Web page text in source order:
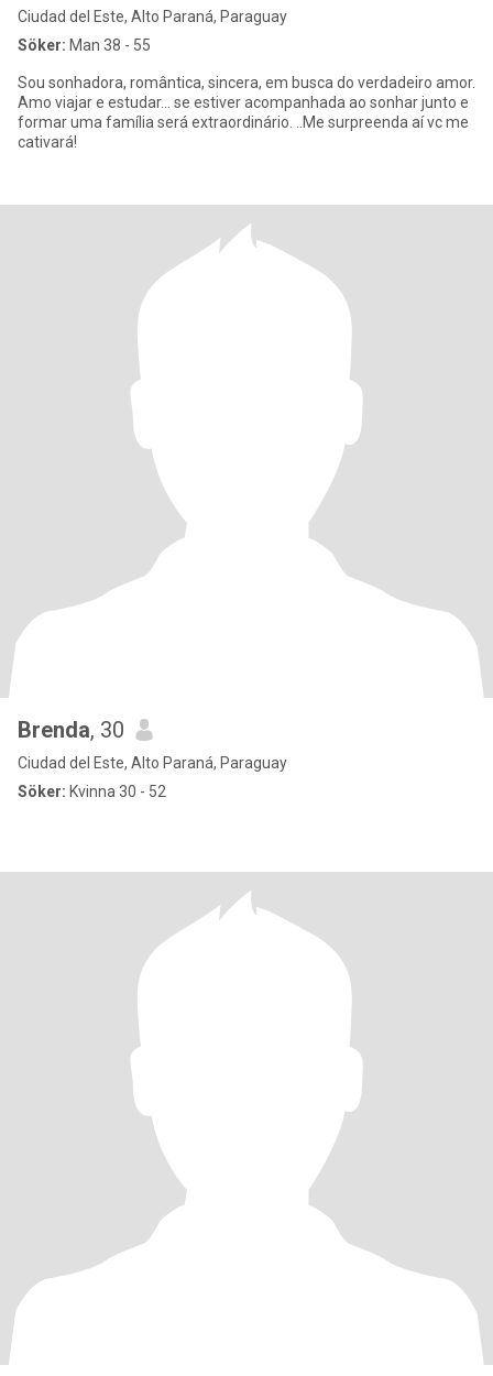
Ciudad del Este, Alto Paraná, Paraguay
Söker: Man 38 - 55
Sou sonhadora, romântica, sincera, em busca do verdadeiro amor.
Amo viajar e estudar... se estiver acompanhada ao sonhar junto e
formar uma família será extraordinário. ..Me surpreenda aí vc me
cativará!
Brenda, 30
Ciudad del Este, Alto Paraná, Paraguay
Söker: Kvinna 30 - 52